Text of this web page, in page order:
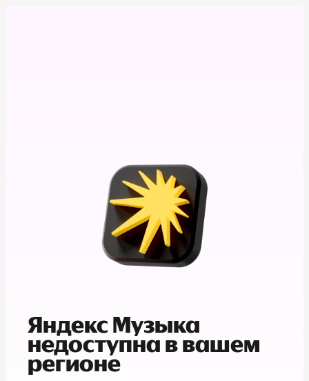
Яндекс Музыка
недоступна в вашем
регионе